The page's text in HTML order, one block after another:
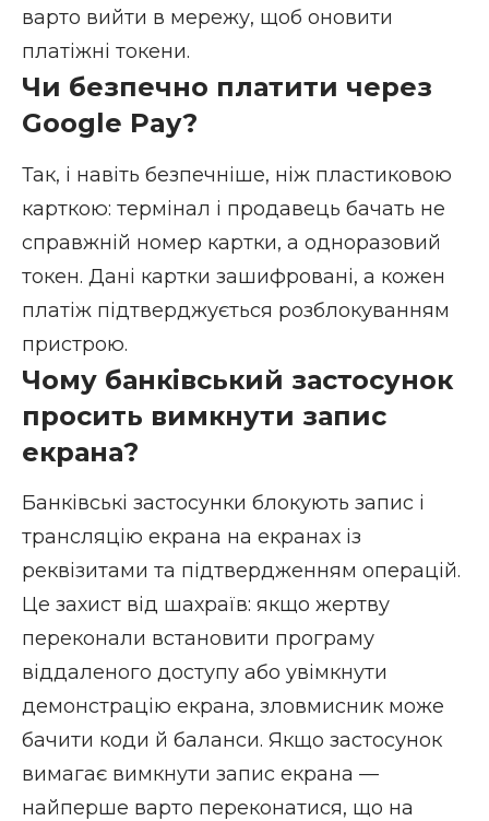
варто вийти в мережу, щоб оновити
платіжні токени.
Чи безпечно платити через
Google Pay?
Так, і навіть безпечніше, ніж пластиковою
карткою: термінал і продавець бачать не
справжній номер картки, а одноразовий
токен. Дані картки зашифровані, а кожен
платіж підтверджується розблокуванням
пристрою.
Чому банківський застосунок
просить вимкнути запис
екрана?
Банківські застосунки блокують запис і
трансляцію екрана на екранах із
реквізитами та підтвердженням операцій.
Це захист від шахраїв: якщо жертву
переконали встановити програму
віддаленого доступу або увімкнути
демонстрацію екрана, зловмисник може
бачити коди й баланси. Якщо застосунок
вимагає вимкнути запис екрана —
найперше варто переконатися, що на